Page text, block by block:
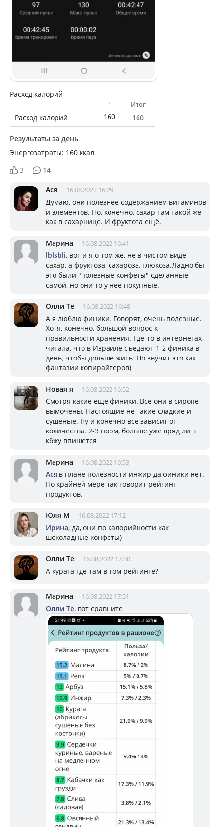
Расход калорий
1 Итог
Расход калорий 160 160
Результаты за день
Энергозатраты: 160 ккал
3
14
Ася 16.08.2022 16:29
Думаю, они полезнее содержанием витаминов
и элементов. Но, конечно, сахар там такой же
как в сахарнице. И фруктоза ещё.
Марина 16.08.2022 16:41
lblsbli, вот и я о том же, не в чистом виде
сахар, а фруктоза, сахароза, глюкоза.Ладно бы
это были "полезные конфеты" сделанные
самой, но они то у нее покупные.
Олли Те 16.08.2022 16:48
А я люблю финики. Говорят, очень полезные.
Хотя, конечно, большой вопрос к
правильности хранения. Где-то в интернетах
читала, что в Израиле съедают 1-2 финика в
день, чтобы дольше жить. Но звучит это как
фантазии копирайтеров)
Новая я 16.08.2022 16:52
Смотря какие ещё финики. Все они в сиропе
вымочены. Настоящие не такие сладкие и
сушеные. Ну и конечно все зависит от
количества. 2-3 норм, больше уже вряд ли в
кбжу впишется
Марина 16.08.2022 16:53
Ася,в плане полезности инжир да,финики нет.
По крайней мере так говорит рейтинг
продуктов.
Юля М 16.08.2022 17:12
Ирина, да, они по калорийности как
шоколадные конфеты)
Олли Те 16.08.2022 17:30
А курага где там в том рейтинге?
Марина 16.08.2022 17:51
Олли Те, вот сравните